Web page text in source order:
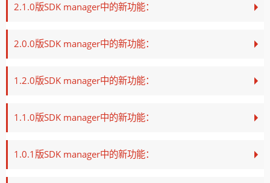
2.1.0版SDK manager中的新功能：
2.0.0版SDK manager中的新功能：
1.2.0版SDK manager中的新功能：
1.1.0版SDK manager中的新功能：
1.0.1版SDK manager中的新功能：